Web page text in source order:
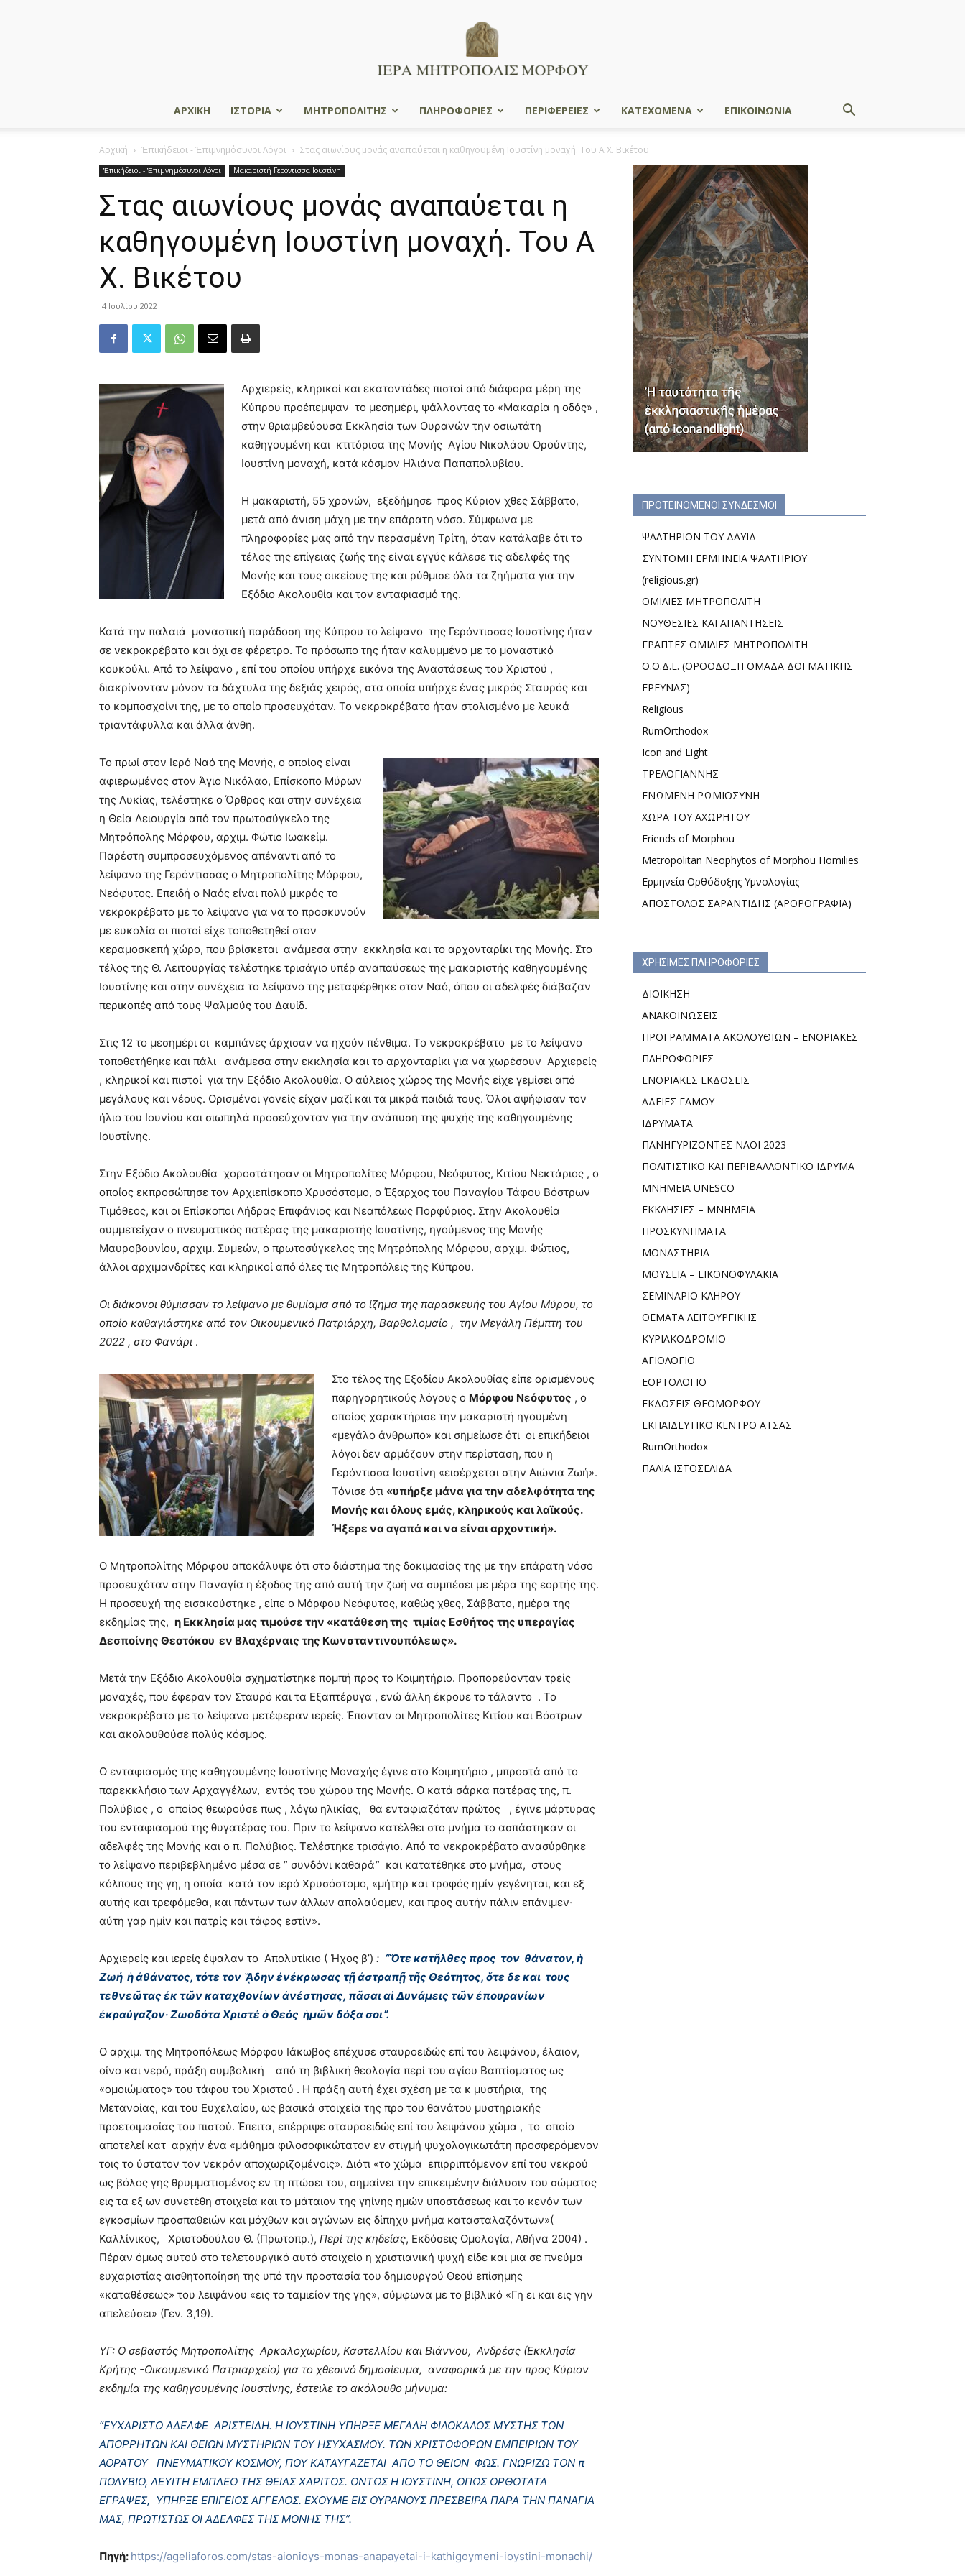
ΑΡΧΙΚΗ ΙΣΤΟΡΙΑ ΜΗΤΡΟΠΟΛΙΤΗΣ ΠΛΗΡΟΦΟΡΙΕΣ ΠΕΡΙΦΕΡΕΙΕΣ ΚΑΤΕΧΟΜΕΝΑ ΕΠΙΚΟΙΝΩΝΙΑ
Αρχική Ἐπικήδειοι - Ἐπιμνημόσυνοι Λόγοι Στας αιωνίους μονάς αναπαύεται η καθηγουμένη Ιουστίνη μοναχή. Του Α Χ. Βικέτου
Ἐπικήδειοι - Ἐπιμνημόσυνοι Λόγοι Μακαριστή Γερόντισσα Ιουστίνη
Στας αιωνίους μονάς αναπαύεται η
καθηγουμένη Ιουστίνη μοναχή. Του Α
Χ. Βικέτου
4 Ιουλίου 2022
Αρχιερείς, κληρικοί και εκατοντάδες πιστοί από διάφορα μέρη της
Κύπρου προέπεμψαν το μεσημέρι, ψάλλοντας το «Μακαρία η οδός» ,
στην θριαμβεύουσα Εκκλησία των Ουρανών την οσιωτάτη
καθηγουμένη και κτιτόρισα της Μονής Αγίου Νικολάου Ορούντης,
Ιουστίνη μοναχή, κατά κόσμον Ηλιάνα Παπαπολυβίου.
Η μακαριστή, 55 χρονών, εξεδήμησε προς Κύριον χθες Σάββατο,
μετά από άνιση μάχη με την επάρατη νόσο. Σύμφωνα με
πληροφορίες μας από την περασμένη Τρίτη, όταν κατάλαβε ότι το
τέλος της επίγειας ζωής της είναι εγγύς κάλεσε τις αδελφές της
Μονής και τους οικείους της και ρύθμισε όλα τα ζηήματα για την
Εξόδιο Ακολουθία και τον ενταφιασμό της.
Κατά την παλαιά μοναστική παράδοση της Κύπρου το λείψανο της Γερόντισσας Ιουστίνης ήταν
σε νεκροκρέβατο και όχι σε φέρετρο. Το πρόσωπο της ήταν καλυμμένο με το μοναστικό
κουκούλι. Από το λείψανο , επί του οποίου υπήρχε εικόνα της Αναστάσεως του Χριστού ,
διακρίνονταν μόνον τα δάχτυλα της δεξιάς χειρός, στα οποία υπήρχε ένας μικρός Σταυρός και
το κομποσχοίνι της, με το οποίο προσευχόταν. Το νεκροκρέβατο ήταν στολισμένο με λευκά
τριαντάφυλλα και άλλα άνθη.
Το πρωί στον Ιερό Ναό της Μονής, ο οποίος είναι
αφιερωμένος στον Άγιο Νικόλαο, Επίσκοπο Μύρων
της Λυκίας, τελέστηκε ο Όρθρος και στην συνέχεια
η Θεία Λειουργία από τον πρωτοσύγκελο της
Μητρόπολης Μόρφου, αρχιμ. Φώτιο Ιωακείμ.
Παρέστη συμπροσευχόμενος απέναντι από το
λείψανο της Γερόντισσας ο Μητροπολίτης Μόρφου,
Νεόφυτος. Επειδή ο Ναός είναι πολύ μικρός το
νεκροκρέβατο με το λείψανο για να το προσκυνούν
με ευκολία οι πιστοί είχε τοποθετηθεί στον
κεραμοσκεπή χώρο, που βρίσκεται ανάμεσα στην εκκλησία και το αρχονταρίκι της Μονής. Στο
τέλος της Θ. Λειτουργίας τελέστηκε τρισάγιο υπέρ αναπαύσεως της μακαριστής καθηγουμένης
Ιουστίνης και στην συνέχεια το λείψανο της μεταφέρθηκε στον Ναό, όπου οι αδελφές διάβαζαν
περικοπές από τους Ψαλμούς του Δαυίδ.
Στις 12 το μεσημέρι οι καμπάνες άρχισαν να ηχούν πένθιμα. Το νεκροκρέβατο με το λείψανο
τοποθετήθηκε και πάλι ανάμεσα στην εκκλησία και το αρχονταρίκι για να χωρέσουν Αρχιερείς
, κληρικοί και πιστοί για την Εξόδιο Ακολουθία. Ο αύλειος χώρος της Μονής είχε γεμίσει από
μεγάλους και νέους. Ορισμένοι γονείς είχαν μαζί και τα μικρά παιδιά τους. Όλοι αψήφισαν τον
ήλιο του Ιουνίου και σιωπηλά προσεύχονταν για την ανάπυση της ψυχής της καθηγουμένης
Ιουστίνης.
Στην Εξόδιο Ακολουθία χοροστάτησαν οι Μητροπολίτες Μόρφου, Νεόφυτος, Κιτίου Νεκτάριος , ο
οποίος εκπροσώπησε τον Αρχιεπίσκοπο Χρυσόστομο, ο Έξαρχος του Παναγίου Τάφου Βόστρων
Τιμόθεος, και οι Επίσκοποι Λήδρας Επιφάνιος και Νεαπόλεως Πορφύριος. Στην Ακολουθία
συμμετείχαν ο πνευματικός πατέρας της μακαριστής Ιουστίνης, ηγούμενος της Μονής
Μαυροβουνίου, αρχιμ. Συμεών, ο πρωτοσύγκελος της Μητρόπολης Μόρφου, αρχιμ. Φώτιος,
άλλοι αρχιμανδρίτες και κληρικοί από όλες τις Μητροπόλεις της Κύπρου.
Οι διάκονοι θύμιασαν το λείψανο με θυμίαμα από το ίζημα της παρασκευής του Αγίου Μύρου, το
οποίο καθαγιάστηκε από τον Οικουμενικό Πατριάρχη, Βαρθολομαίο , την Μεγάλη Πέμπτη του
2022 , στο Φανάρι .
Στο τέλος της Εξοδίου Ακολουθίας είπε ορισμένους
παρηγορητικούς λόγους ο Μόρφου Νεόφυτος , ο
οποίος χαρακτήρισε την μακαριστή ηγουμένη
«μεγάλο άνθρωπο» και σημείωσε ότι οι επικήδειοι
λόγοι δεν αρμόζουν στην περίσταση, που η
Γερόντισσα Ιουστίνη «εισέρχεται στην Αιώνια Ζωή».
Τόνισε ότι «υπήρξε μάνα για την αδελφότητα της
Μονής και όλους εμάς, κληρικούς και λαϊκούς.
Ήξερε να αγαπά και να είναι αρχοντική».
Ο Μητροπολίτης Μόρφου αποκάλυψε ότι στο διάστημα της δοκιμασίας της με την επάρατη νόσο
προσευχόταν στην Παναγία η έξοδος της από αυτή την ζωή να συμπέσει με μέρα της εορτής της.
Η προσευχή της εισακούστηκε , είπε ο Μόρφου Νεόφυτος, καθώς χθες, Σάββατο, ημέρα της
εκδημίας της, η Εκκλησία μας τιμούσε την «κατάθεση της τιμίας Εσθήτος της υπεραγίας
Δεσποίνης Θεοτόκου εν Βλαχέρναις της Κωνσταντινουπόλεως».
Μετά την Εξόδιο Ακολουθία σχηματίστηκε πομπή προς το Κοιμητήριο. Προπορεύονταν τρείς
μοναχές, που έφεραν τον Σταυρό και τα Εξαπτέρυγα , ενώ άλλη έκρουε το τάλαντο . Το
νεκροκρέβατο με το λείψανο μετέφεραν ιερείς. Έπονταν οι Μητροπολίτες Κιτίου και Βόστρων
και ακολουθούσε πολύς κόσμος.
Ο ενταφιασμός της καθηγουμένης Ιουστίνης Μοναχής έγινε στο Κοιμητήριο , μπροστά από το
παρεκκλήσιο των Αρχαγγέλων, εντός του χώρου της Μονής. Ο κατά σάρκα πατέρας της, π.
Πολύβιος , ο οποίος θεωρούσε πως , λόγω ηλικίας, θα ενταφιαζόταν πρώτος , έγινε μάρτυρας
του ενταφιασμού της θυγατέρας του. Πριν το λείψανο κατέλθει στο μνήμα το ασπάστηκαν οι
αδελφές της Μονής και ο π. Πολύβιος. Τελέστηκε τρισάγιο. Από το νεκροκρέβατο ανασύρθηκε
το λείψανο περιβεβλημένο μέσα σε ” συνδόνι καθαρά” και κατατέθηκε στο μνήμα, στους
κόλπους της γη, η οποία κατά τον ιερό Χρυσόστομο, «μήτηρ και τροφός ημίν γεγένηται, και εξ
αυτής και τρεφόμεθα, και πάντων των άλλων απολαύομεν, και προς αυτήν πάλιν επάνιμεν·
αύτη γαρ ημίν και πατρίς και τάφος εστίν».
Αρχιερείς και ιερείς έψαλαν το Απολυτίκιο ( Ήχος β’) : “Ὅτε κατῆλθες προς τον θάνατον, ἡ
Ζωή ἡ ἀθάνατος, τότε τον ᾍδην ἐνέκρωσας τῇ ἀστραπῇ τῆς Θεότητος, ὅτε δε και τους
τεθνεῶτας ἐκ τῶν καταχθονίων ἀνέστησας, πᾶσαι αἱ Δυνάμεις τῶν ἐπουρανίων
ἐκραύγαζον· Ζωοδότα Χριστέ ὁ Θεός ἡμῶν δόξα σοι”.
Ο αρχιμ. της Μητροπόλεως Μόρφου Ιάκωβος επέχυσε σταυροειδώς επί του λειψάνου, έλαιον,
οίνο και νερό, πράξη συμβολική από τη βιβλική θεολογία περί του αγίου Βαπτίσματος ως
«ομοιώματος» του τάφου του Χριστού . Η πράξη αυτή έχει σχέση με τα κ μυστήρια, της
Μετανοίας, και του Ευχελαίου, ως βασικά στοιχεία της προ του θανάτου μυστηριακής
προετοιμασίας του πιστού. Έπειτα, επέρριψε σταυροειδώς επί του λειψάνου χώμα , το οποίο
αποτελεί κατ αρχήν ένα «μάθημα φιλοσοφικώτατον εν στιγμή ψυχολογικωτάτη προσφερόμενον
τοις το ύστατον τον νεκρόν αποχωριζομένοις». Διότι «το χώμα επιρριπτόμενον επί του νεκρού
ως βόλος γης θρυμματισμένος εν τη πτώσει του, σημαίνει την επικειμένην διάλυσιν του σώματος
εις τα εξ ων συνετέθη στοιχεία και το μάταιον της γηίνης ημών υποστάσεως και το κενόν των
εγκοσμίων προσπαθειών και μόχθων και αγώνων εις δίπηχυ μνήμα κατασταλαζόντων»(
Καλλίνικος,
Χριστοδούλου Θ. (Πρωτοπρ.), Περί της κηδείας, Εκδόσεις Ομολογία, Αθήνα 2004) .
Πέραν όμως αυτού στο τελετουργικό αυτό στοιχείο η χριστιανική ψυχή είδε και μια σε πνεύμα
ευχαριστίας αισθητοποίηση της υπό την προστασία του δημιουργού Θεού επίσημης
«καταθέσεως» του λειψάνου «εις το ταμιείον της γης», σύμφωνα με το βιβλικό «Γη ει και εις γην
απελεύσει» (Γεν. 3,19).
ΥΓ: Ο σεβαστός Μητροπολίτης Αρκαλοχωρίου, Καστελλίου και Βιάννου, Ανδρέας (Εκκλησία
Κρήτης -Οικουμενικό Πατριαρχείο) για το χθεσινό δημοσίευμα, αναφορικά με την προς Κύριον
εκδημία της καθηγουμένης Ιουστίνης, έστειλε το ακόλουθο μήνυμα:
“ΕΥΧΑΡΙΣΤΩ ΑΔΕΛΦΕ ΑΡΙΣΤΕΙΔΗ. Η ΙΟΥΣΤΙΝΗ ΥΠΗΡΞΕ ΜΕΓΑΛΗ ΦΙΛΟΚΑΛΟΣ ΜΥΣΤΗΣ ΤΩΝ
ΑΠΟΡΡΗΤΩΝ ΚΑΙ ΘΕΙΩΝ ΜΥΣΤΗΡΙΩΝ ΤΟΥ ΗΣΥΧΑΣΜΟΥ. ΤΩΝ ΧΡΙΣΤΟΦΟΡΩΝ ΕΜΠΕΙΡΙΩΝ ΤΟΥ
ΑΟΡΑΤΟΥ ΠΝΕΥΜΑΤΙΚΟΥ ΚΟΣΜΟΥ, ΠΟΥ ΚΑΤΑΥΓΑΖΕΤΑΙ ΑΠΟ ΤΟ ΘΕΙΟΝ ΦΩΣ. ΓΝΩΡΙΖΩ ΤΟΝ π
ΠΟΛΥΒΙΟ, ΛΕΥΙΤΗ ΕΜΠΛΕΟ ΤΗΣ ΘΕΙΑΣ ΧΑΡΙΤΟΣ. ΟΝΤΩΣ Η ΙΟΥΣΤΙΝΗ, ΟΠΩΣ ΟΡΘΟΤΑΤΑ
ΕΓΡΑΨΕΣ, ΥΠΗΡΞΕ ΕΠΙΓΕΙΟΣ ΑΓΓΕΛΟΣ. ΕΧΟΥΜΕ ΕΙΣ ΟΥΡΑΝΟΥΣ ΠΡΕΣΒΕΙΡΑ ΠΑΡΑ ΤΗΝ ΠΑΝΑΓΙΑ
ΜΑΣ, ΠΡΩΤΙΣΤΩΣ ΟΙ ΑΔΕΛΦΕΣ ΤΗΣ ΜΟΝΗΣ ΤΗΣ”.
Πηγή: https://ageliaforos.com/stas-aionioys-monas-anapayetai-i-kathigoymeni-ioystini-monachi/
ΠΡΟΤΕΙΝΟΜΕΝΟΙ ΣΥΝΔΕΣΜΟΙ
ΨΑΛΤΗΡΙΟΝ ΤΟΥ ΔΑΥΙΔ
ΣΥΝΤΟΜΗ ΕΡΜΗΝΕΙΑ ΨΑΛΤΗΡΙΟΥ
(religious.gr)
ΟΜΙΛΙΕΣ ΜΗΤΡΟΠΟΛΙΤΗ
ΝΟΥΘΕΣΙΕΣ ΚΑΙ ΑΠΑΝΤΗΣΕΙΣ
ΓΡΑΠΤΕΣ ΟΜΙΛΙΕΣ ΜΗΤΡΟΠΟΛΙΤΗ
Ο.Ο.Δ.Ε. (ΟΡΘΟΔΟΞΗ ΟΜΑΔΑ ΔΟΓΜΑΤΙΚΗΣ
ΕΡΕΥΝΑΣ)
Religious
RumOrthodox
Icon and Light
ΤΡΕΛΟΓΙΑΝΝΗΣ
ΕΝΩΜΕΝΗ ΡΩΜΙΟΣΥΝΗ
ΧΩΡΑ ΤΟΥ ΑΧΩΡΗΤΟΥ
Friends of Morphou
Metropolitan Neophytos of Morphou Homilies
Ερμηνεία Ορθόδοξης Υμνολογίας
ΑΠΟΣΤΟΛΟΣ ΣΑΡΑΝΤΙΔΗΣ (ΑΡΘΡΟΓΡΑΦΙΑ)
ΧΡΗΣΙΜΕΣ ΠΛΗΡΟΦΟΡΙΕΣ
ΔΙΟΙΚΗΣΗ
ΑΝΑΚΟΙΝΩΣΕΙΣ
ΠΡΟΓΡΑΜΜΑΤΑ ΑΚΟΛΟΥΘΙΩΝ – ΕΝΟΡΙΑΚΕΣ
ΠΛΗΡΟΦΟΡΙΕΣ
ΕΝΟΡΙΑΚΕΣ ΕΚΔΟΣΕΙΣ
ΑΔΕΙΕΣ ΓΑΜΟΥ
ΙΔΡΥΜΑΤΑ
ΠΑΝΗΓΥΡΙΖΟΝΤΕΣ ΝΑΟΙ 2023
ΠΟΛΙΤΙΣΤΙΚΟ ΚΑΙ ΠΕΡΙΒΑΛΛΟΝΤΙΚΟ ΙΔΡΥΜΑ
ΜΝΗΜΕΙΑ UNESCO
ΕΚΚΛΗΣΙΕΣ – ΜΝΗΜΕΙΑ
ΠΡΟΣΚΥΝΗΜΑΤΑ
ΜΟΝΑΣΤΗΡΙΑ
ΜΟΥΣΕΙΑ – ΕΙΚΟΝΟΦΥΛΑΚΙΑ
ΣΕΜΙΝΑΡΙΟ ΚΛΗΡΟΥ
ΘΕΜΑΤΑ ΛΕΙΤΟΥΡΓΙΚΗΣ
ΚΥΡΙΑΚΟΔΡΟΜΙΟ
ΑΓΙΟΛΟΓΙΟ
ΕΟΡΤΟΛΟΓΙΟ
ΕΚΔΟΣΕΙΣ ΘΕΟΜΟΡΦΟΥ
ΕΚΠΑΙΔΕΥΤΙΚΟ ΚΕΝΤΡΟ ΑΤΣΑΣ
RumOrthodox
ΠΑΛΙΑ ΙΣΤΟΣΕΛΙΔΑ